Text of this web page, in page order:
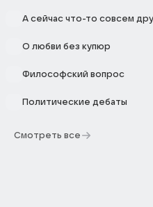
А сейчас что-то совсем
О любви без купюр
Философский вопрос
Политические дебаты
Смотреть все